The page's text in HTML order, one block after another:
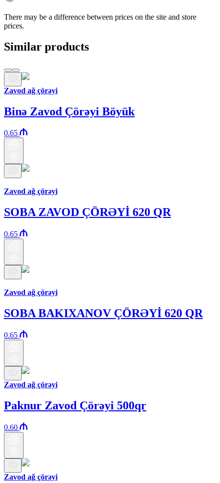
There may be a difference between prices on the site and store
prices.
Similar products
Zavod ağ çörəyi
Binə Zavod Çörəyi Böyük
0.65
Zavod ağ çörəyi
SOBA ZAVOD ÇÖRƏYİ 620 QR
0.65
Zavod ağ çörəyi
SOBA BAKIXANOV ÇÖRƏYİ 620 QR
0.65
Zavod ağ çörəyi
Paknur Zavod Çörəyi 500qr
0.60
Zavod ağ çörəyi